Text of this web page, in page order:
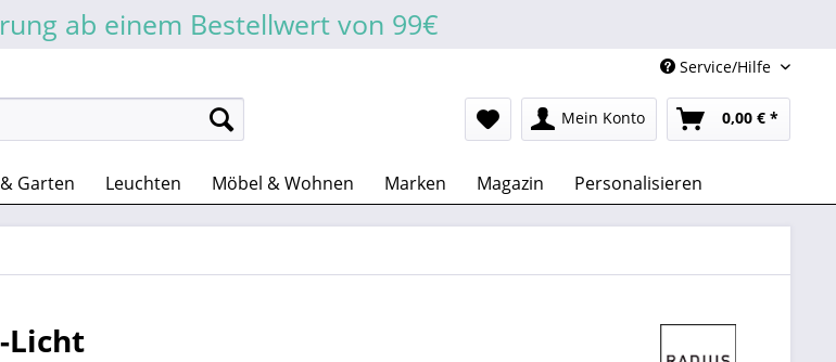
ab einem Bestellwert von 99€
Service/Hilfe
Mein Konto 0,00 € *
Garten Leuchten Möbel & Wohnen Marken Magazin Personalisieren
Licht